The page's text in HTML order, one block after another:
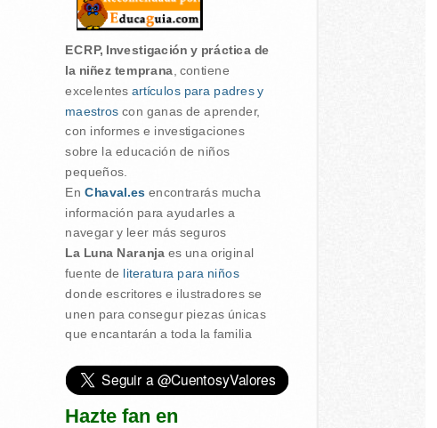
ECRP, Investigación y práctica de
la niñez temprana, contiene
excelentes artículos para padres y
maestros con ganas de aprender,
con informes e investigaciones
sobre la educación de niños
pequeños.
En Chaval.es encontrarás mucha
información para ayudarles a
navegar y leer más seguros
La Luna Naranjaes una original
fuente de literatura para niños
donde escritores e ilustradores se
unen para consegur piezas únicas
que encantarán a toda la familia
Hazte fan en